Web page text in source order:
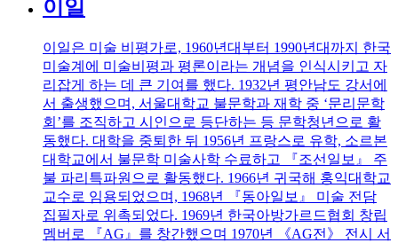
이일
이일은 미술 비평가로, 1960년대부터 1990년대까지 한국
미술계에 미술비평과 평론이라는 개념을 인식시키고 자
리잡게 하는 데 큰 기여를 했다. 1932년 평안남도 강서에
서 출생했으며, 서울대학교 불문학과 재학 중 ‘문리문학
회’를 조직하고 시인으로 등단하는 등 문학청년으로 활
동했다. 대학을 중퇴한 뒤 1956년 프랑스로 유학, 소르본
대학교에서 불문학 미술사학 수료하고 『조선일보』 주
불 파리특파원으로 활동했다. 1966년 귀국해 홍익대학교
교수로 임용되었으며, 1968년 『동아일보』 미술 전담
집필자로 위촉되었다. 1969년 한국아방가르드협회 창립
멤버로 『AG』를 창간했으며 1970년 《AG전》 전시 서